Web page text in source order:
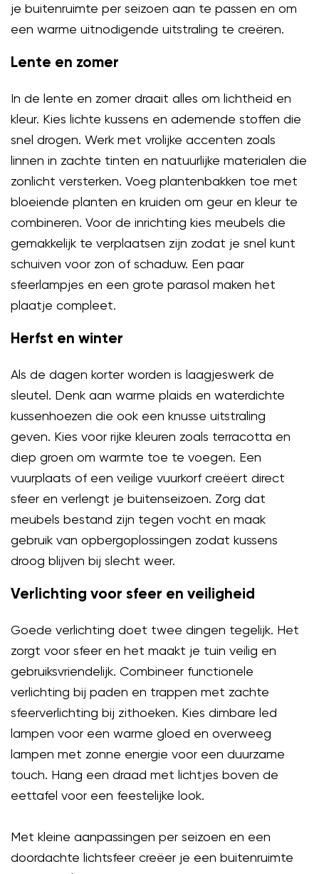
je buitenruimte per seizoen aan te passen en om
een warme uitnodigende uitstraling te creëren.
Lente en zomer
In de lente en zomer draait alles om lichtheid en
kleur. Kies lichte kussens en ademende stoffen die
snel drogen. Werk met vrolijke accenten zoals
linnen in zachte tinten en natuurlijke materialen die
zonlicht versterken. Voeg plantenbakken toe met
bloeiende planten en kruiden om geur en kleur te
combineren. Voor de inrichting kies meubels die
gemakkelijk te verplaatsen zijn zodat je snel kunt
schuiven voor zon of schaduw. Een paar
sfeerlampjes en een grote parasol maken het
plaatje compleet.
Herfst en winter
Als de dagen korter worden is laagjeswerk de
sleutel. Denk aan warme plaids en waterdichte
kussenhoezen die ook een knusse uitstraling
geven. Kies voor rijke kleuren zoals terracotta en
diep groen om warmte toe te voegen. Een
vuurplaats of een veilige vuurkorf creëert direct
sfeer en verlengt je buitenseizoen. Zorg dat
meubels bestand zijn tegen vocht en maak
gebruik van opbergoplossingen zodat kussens
droog blijven bij slecht weer.
Verlichting voor sfeer en veiligheid
Goede verlichting doet twee dingen tegelijk. Het
zorgt voor sfeer en het maakt je tuin veilig en
gebruiksvriendelijk. Combineer functionele
verlichting bij paden en trappen met zachte
sfeerverlichting bij zithoeken. Kies dimbare led
lampen voor een warme gloed en overweeg
lampen met zonne energie voor een duurzame
touch. Hang een draad met lichtjes boven de
eettafel voor een feestelijke look.
Met kleine aanpassingen per seizoen en een
doordachte lichtsfeer creëer je een buitenruimte